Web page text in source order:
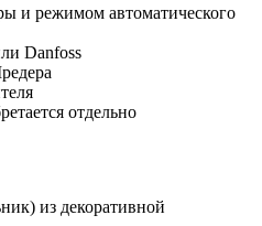
и режимом автоматического
Danfoss
отдельно
из декоративной